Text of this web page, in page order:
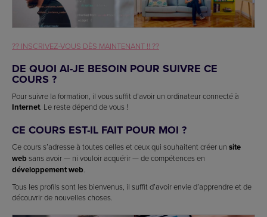
?? INSCRIVEZ-VOUS DÈS MAINTENANT !! ??
DE QUOI AI-JE BESOIN POUR SUIVRE CE
COURS ?
Pour suivre la formation, il vous suffit d’avoir un ordinateur connecté à
Internet . Le reste dépend de vous !
CE COURS EST-IL FAIT POUR MOI ?
Ce cours s’adresse à toutes celles et ceux qui souhaitent créer un site
web sans avoir — ni vouloir acquérir — de compétences en
développement web
Tous les profils sont les bienvenus, il suffit d’avoir envie d’apprendre et de
découvrir de nouvelles choses.